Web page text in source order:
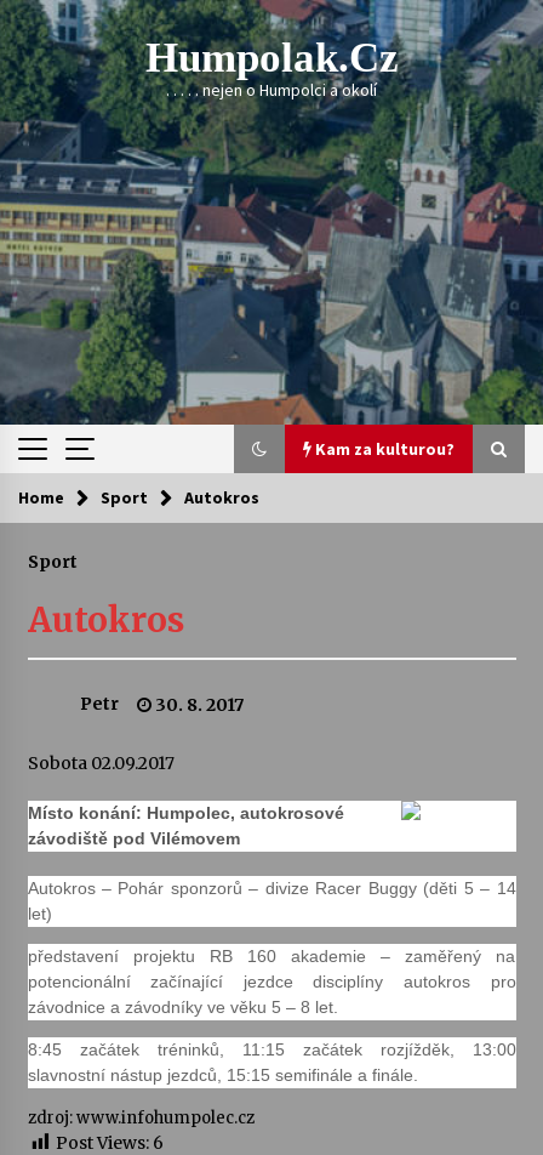
Skip
to
content
Humpolak.cz
. . . . . nejen o Humpolci a okolí
Kam za kulturou?
Kam za kulturou?
4. 8. 2026
Vernisáž výstavy Josefíny Duškové: Stávám se
kapkou
Veselí muzikanti
30. 7. 2026
28. 7. 2026
Jenakaši
28. 7. 2026
Home Sport Autokros
Sport
Autokros
Petr 30. 8. 2017
Sobota 02.09.2017
Místo konání: Humpolec, autokrosové
závodiště pod Vilémovem
Autokros – Pohár sponzorů – divize Racer Buggy (děti 5 – 14
let)
představení projektu RB 160 akademie – zaměřený na
potencionální začínající jezdce disciplíny autokros pro
závodnice a závodníky ve věku 5 – 8 let.
8:45 začátek tréninků, 11:15 začátek rozjížděk, 13:00
slavnostní nástup jezdců, 15:15 semifinále a finále.
zdroj: www.infohumpolec.cz
Post Views: 6